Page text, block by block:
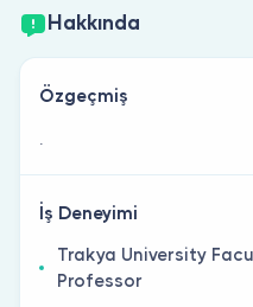
Hakkında
Özgeçmiş
İş Deneyimi
Trakya University
Professor